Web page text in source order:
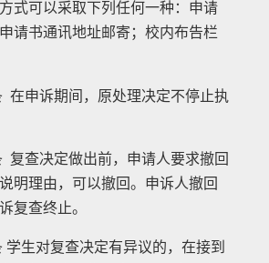
式可以采取下列任何一种：申请
请书通讯地址邮寄；校内布告栏
在申诉期间，原处理决定不停止执
复查决定做出前，申请人要求撤回
明理由，可以撤回。申诉人撤回
复查终止。
学生对复查决定有异议的，在接到